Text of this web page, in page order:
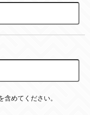
めてください。